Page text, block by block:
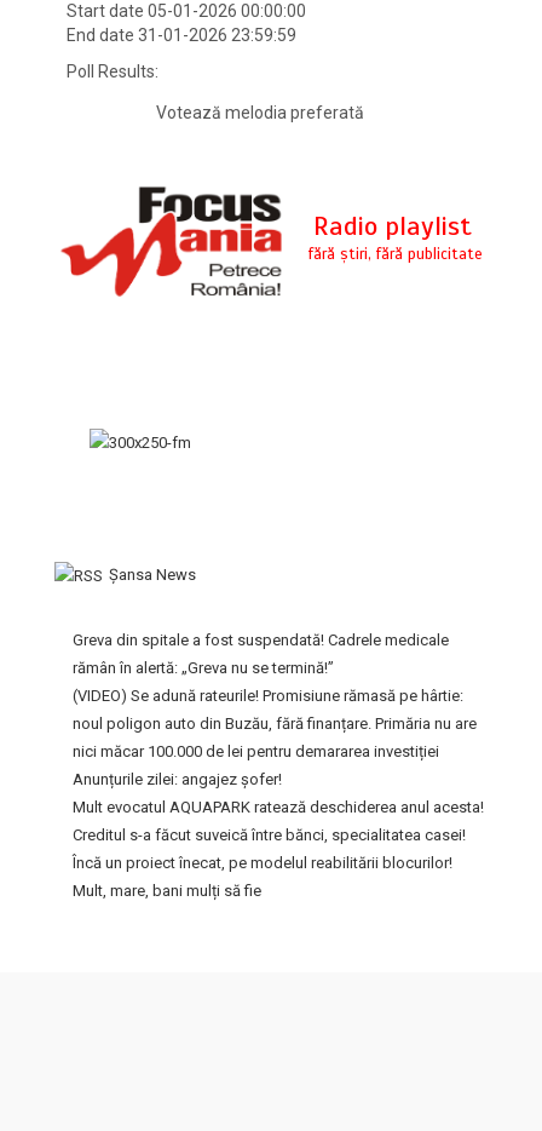
Start date 05-01-2026 00:00:00
End date 31-01-2026 23:59:59
Poll Results:
Votează melodia preferată
Şansa News
Greva din spitale a fost suspendată! Cadrele medicale
rămân în alertă: „Greva nu se termină!”
(VIDEO) Se adună rateurile! Promisiune rămasă pe hârtie:
noul poligon auto din Buzău, fără finanțare. Primăria nu are
nici măcar 100.000 de lei pentru demararea investiției
Anunțurile zilei: angajez șofer!
Mult evocatul AQUAPARK ratează deschiderea anul acesta!
Creditul s-a făcut suveică între bănci, specialitatea casei!
Încă un proiect înecat, pe modelul reabilitării blocurilor!
Mult, mare, bani mulți să fie